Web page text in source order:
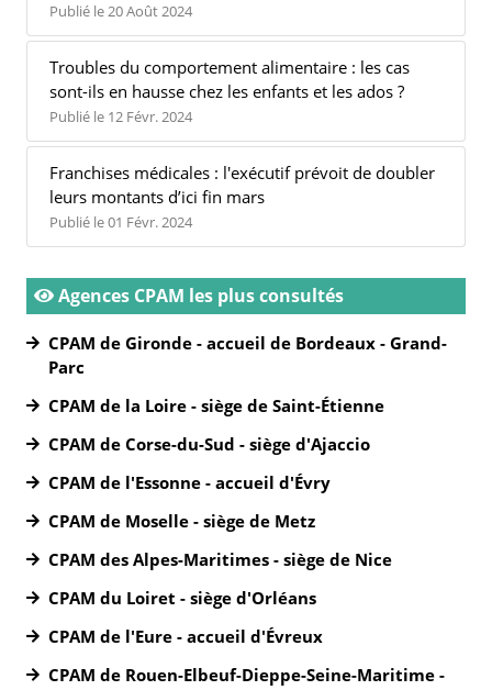
Publié le 20 Août 2024
Troubles du comportement alimentaire : les cas
sont-ils en hausse chez les enfants et les ados ?
Publié le 12 Févr. 2024
Franchises médicales : l'exécutif prévoit de doubler
leurs montants d’ici fin mars
Publié le 01 Févr. 2024
Agences CPAM les plus consultés
CPAM de Gironde - accueil de Bordeaux - Grand-
Parc
CPAM de la Loire - siège de Saint-Étienne
CPAM de Corse-du-Sud - siège d'Ajaccio
CPAM de l'Essonne - accueil d'Évry
CPAM de Moselle - siège de Metz
CPAM des Alpes-Maritimes - siège de Nice
CPAM du Loiret - siège d'Orléans
CPAM de l'Eure - accueil d'Évreux
CPAM de Rouen-Elbeuf-Dieppe-Seine-Maritime -